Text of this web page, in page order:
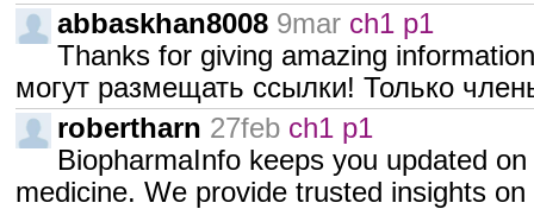
abbaskhan8008 9mar ch1 p1
Thanks for giving amazing
могут размещать ссылки! Только
robertharn 27feb ch1 p1
BiopharmaInfo keeps you updated
medicine. We provide trusted insights